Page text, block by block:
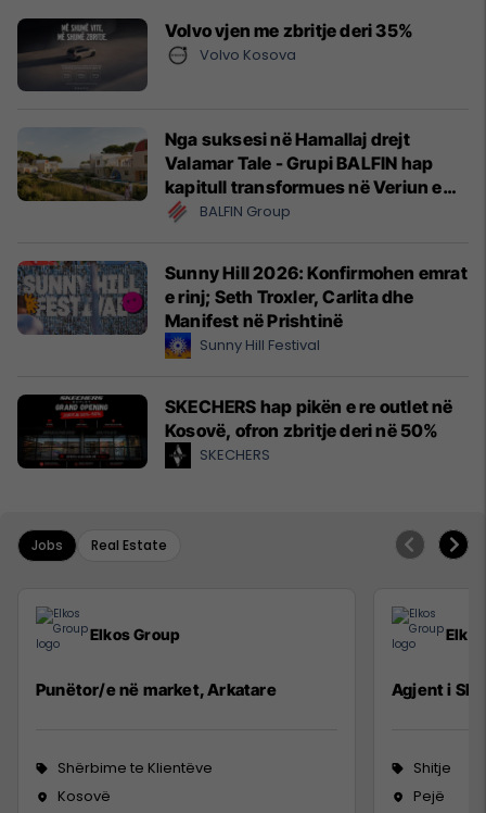
Volvo vjen me zbritje deri 35%
Volvo Kosova
Nga suksesi në Hamallaj drejt
Valamar Tale - Grupi BALFIN hap
kapitull transformues në Veriun e
Shqipërisë
BALFIN Group
Sunny Hill 2026: Konfirmohen emrat
e rinj; Seth Troxler, Carlita dhe
Manifest në Prishtinë
Sunny Hill Festival
SKECHERS hap pikën e re outlet në
Kosovë, ofron zbritje deri në 50%
SKECHERS
Jobs Real Estate
Elkos Group
Punëtor/e në market, Arkatare
Shërbime te Klientëve
Kosovë
Agjent i
Shitje
Pejë